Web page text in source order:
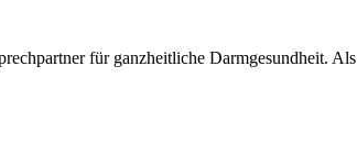
für ganzheitliche Darmgesundheit. Als